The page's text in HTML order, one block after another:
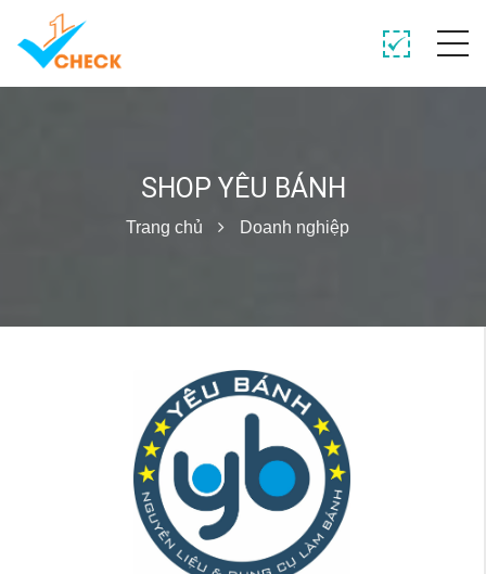
SHOP YÊU BÁNH
Trang chủ Doanh nghiệp